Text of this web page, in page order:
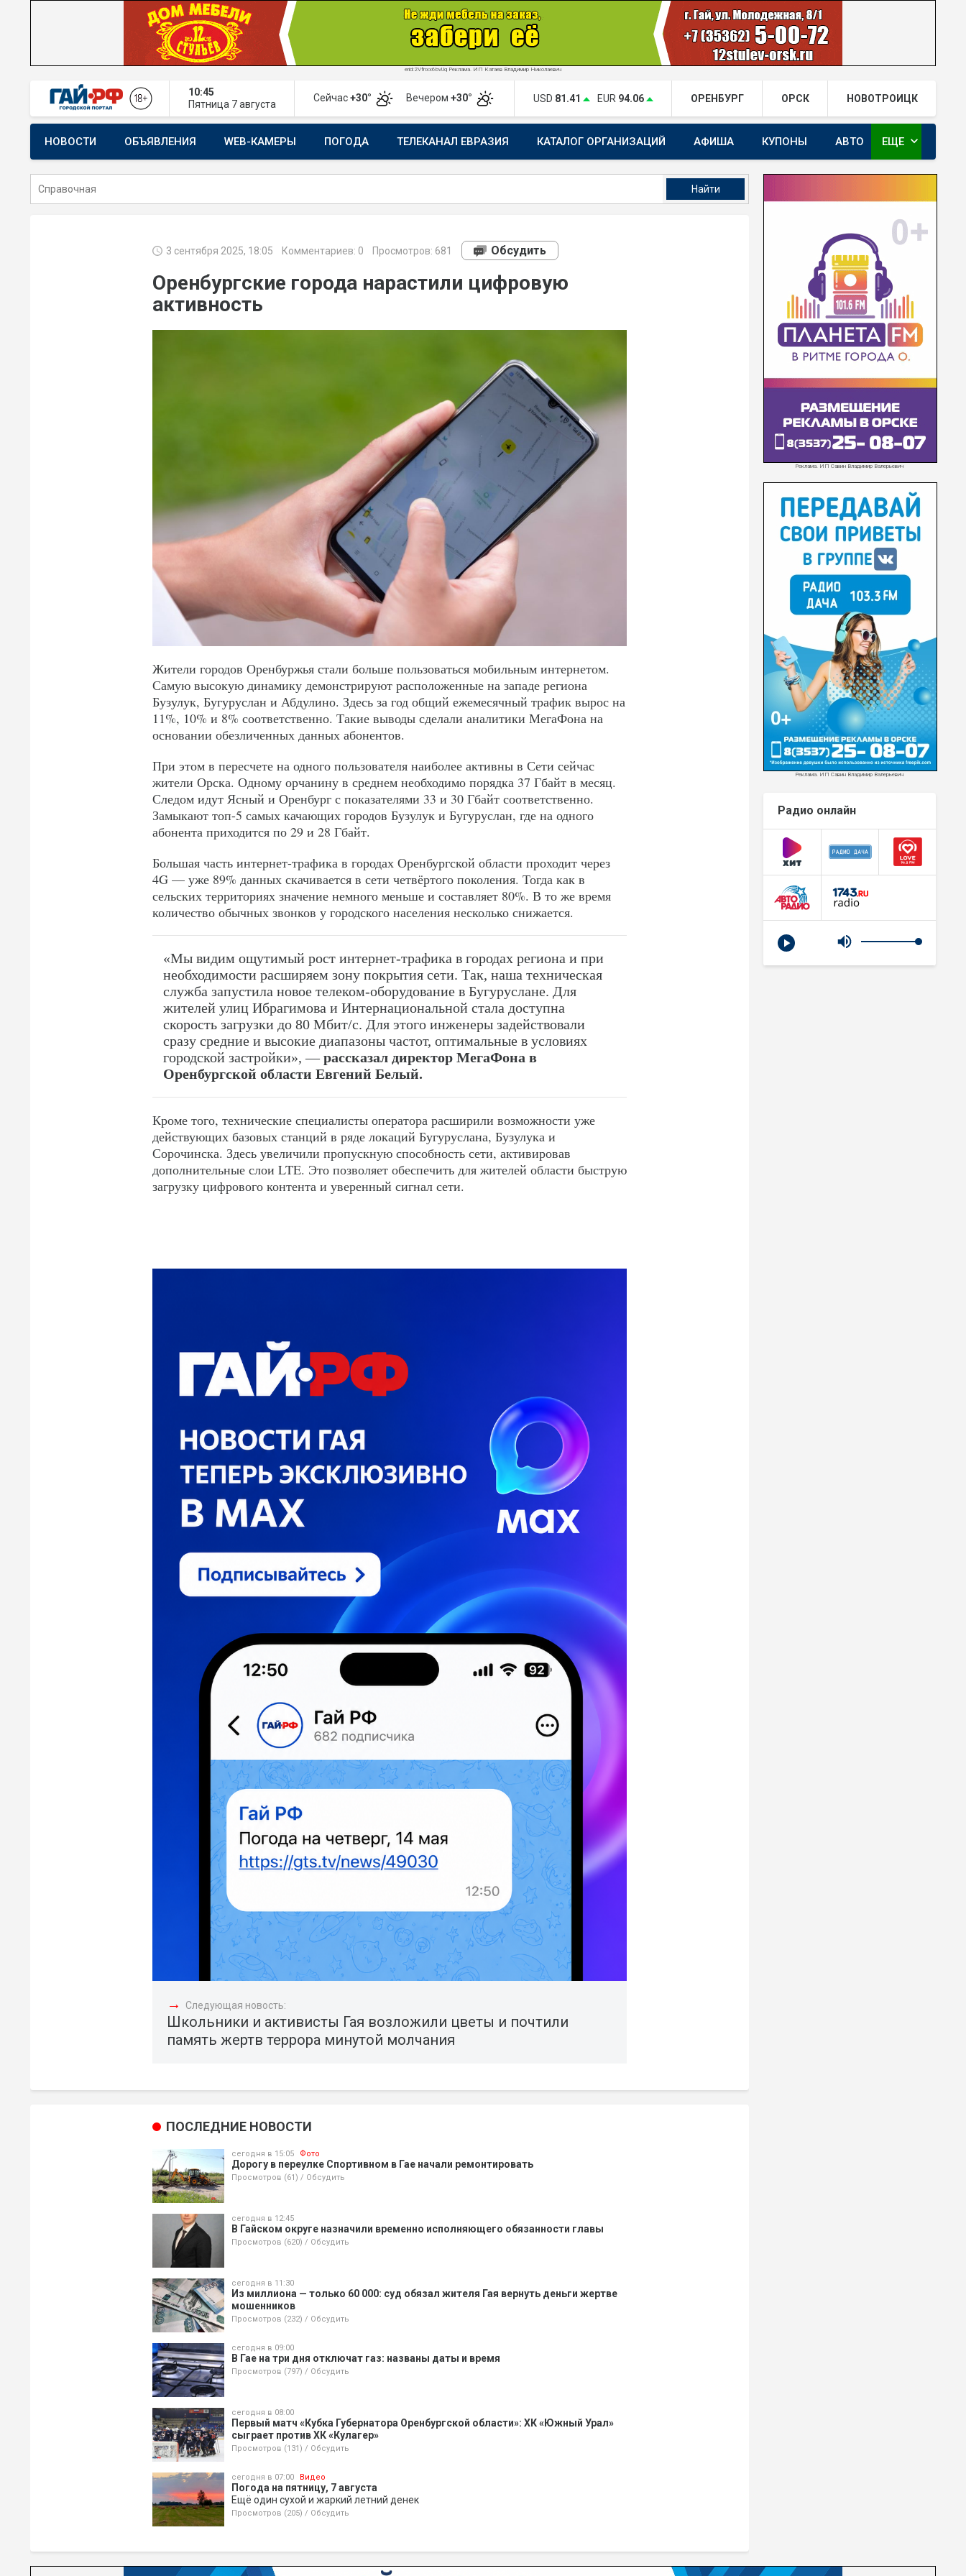
erid:2Vfnxx6bvUq Реклама. ИП Катаев Владимир Николаевич
10:45
Пятница 7 августа
Сейчас+30° Вечером +30° USD 81.41 EUR 94.06 ОРЕНБУРГ ОРСК НОВОТРОИЦК
НОВОСТИ ОБЪЯВЛЕНИЯ WEB-КАМЕРЫ ПОГОДА ТЕЛЕКАНАЛ ЕВРАЗИЯ КАТАЛОГ ОРГАНИЗАЦИЙ АФИША КУПОНЫ АВТО
СТРОИТЕЛЬСТВО И РЕМОНТ ГАЙ.РФ В TELEGRAM
ЕЩЕ expand_more
3 сентября 2025, 18:05 Комментариев: 0 Просмотров: 681 Обсудить
Оренбургские города нарастили цифровую
активность
Жители городов Оренбуржья стали больше пользоваться мобильным интернетом.
Самую высокую динамику демонстрируют расположенные на западе региона
Бузулук, Бугуруслан и Абдулино. Здесь за год общий ежемесячный трафик вырос на
11%, 10% и 8% соответственно. Такие выводы сделали аналитики МегаФона на
основании обезличенных данных абонентов.
При этом в пересчете на одного пользователя наиболее активны в Сети сейчас
жители Орска. Одному орчанину в среднем необходимо порядка 37 Гбайт в месяц.
Следом идут Ясный и Оренбург с показателями 33 и 30 Гбайт соответственно.
Замыкают топ-5 самых качающих городов Бузулук и Бугуруслан, где на одного
абонента приходится по 29 и 28 Гбайт.
Большая часть интернет-трафика в городах Оренбургской области проходит через
4G — уже 89% данных скачивается в сети четвёртого поколения. Тогда как в
сельских территориях значение немного меньше и составляет 80%. В то же время
количество обычных звонков у городского населения несколько снижается.
«Мы видим ощутимый рост интернет‑трафика в городах региона и при
необходимости расширяем зону покрытия сети. Так, наша техническая
служба запустила новое телеком-оборудование в Бугуруслане. Для
жителей улиц Ибрагимова и Интернациональной стала доступна
скорость загрузки до 80 Мбит/c. Для этого инженеры задействовали
сразу средние и высокие диапазоны частот, оптимальные в условиях
городской застройки», —рассказал директор МегаФона в
Оренбургской области Евгений Белый.
Кроме того, технические специалисты оператора расширили возможности уже
действующих базовых станций в ряде локаций Бугуруслана, Бузулука и
Сорочинска. Здесь увеличили пропускную способность сети, активировав
дополнительные слои LTE. Это позволяет обеспечить для жителей области быструю
загрузку цифрового контента и уверенный сигнал сети.
→ Следующая новость:
Школьники и активисты Гая возложили цветы и почтили
память жертв террора минутой молчания
ПОСЛЕДНИЕ НОВОСТИ
сегодня в 15:05 Фото
Дорогу в переулке Спортивном в Гае начали ремонтировать
Просмотров (61) / Обсудить
сегодня в 12:45
В Гайском округе назначили временно исполняющего обязанности главы
Просмотров (620) / Обсудить
сегодня в 11:30
Из миллиона — только 60 000: суд обязал жителя Гая вернуть деньги жертве
мошенников
Просмотров (232) / Обсудить
сегодня в 09:00
В Гае на три дня отключат газ: названы даты и время
Просмотров (797) / Обсудить
сегодня в 08:00
Первый матч «Кубка Губернатора Оренбургской области»: ХК «Южный Урал»
сыграет против ХК «Кулагер»
Просмотров (131) / Обсудить
сегодня в 07:00 Видео
Погода на пятницу, 7 августа
Ещё один сухой и жаркий летний денек
Просмотров (205) / Обсудить
Реклама. ИП Савин Владимир Валерьевич
Реклама. ИП Савин Владимир Валерьевич
Радио онлайн